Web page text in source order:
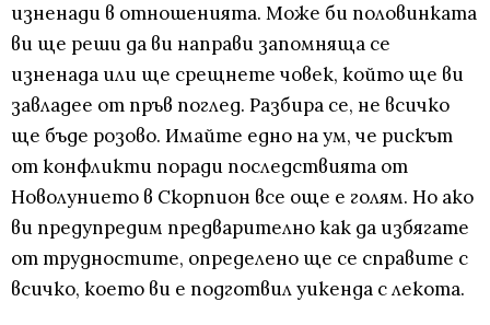
изненади в отношенията. Може би половинката
ви ще реши да ви направи запомняща се
изненада или ще срещнете човек, който ще ви
завладее от пръв поглед. Разбира се, не всичко
ще бъде розово. Имайте едно на ум, че рискът
от конфликти поради последствията от
Новолунието в Скорпион все още е голям. Но ако
ви предупредим предварително как да избягате
от трудностите, определено ще се справите с
всичко, което ви е подготвил уикенда с лекота.